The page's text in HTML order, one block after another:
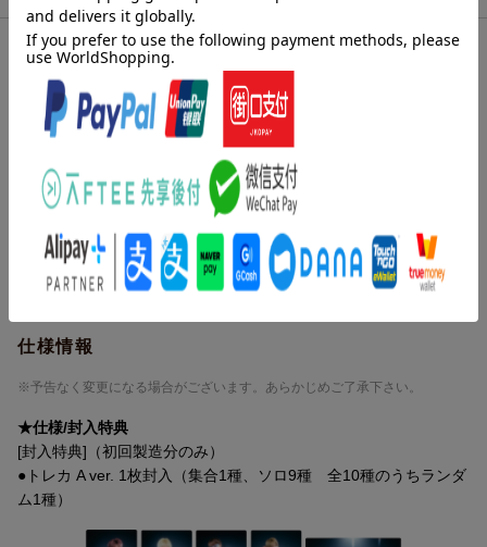
※ご注文後にお客様にて商品のキャンセルはできません。
特典情報
※数量に限りがございます。お早めにご注文ください。無くなり次第、当ペ
ージ上で終了告知をさせていただきます。
楽天ブックス限定先着特典
【6/14(日)東京】5部_個別サイン会(池田彪馬)
仕様情報
※予告なく変更になる場合がございます。あらかじめご了承下さい。
★仕様/封入特典
[封入特典]（初回製造分のみ）
●トレカ A ver. 1枚封入（集合1種、ソロ9種 全10種のうちランダ
ム1種）